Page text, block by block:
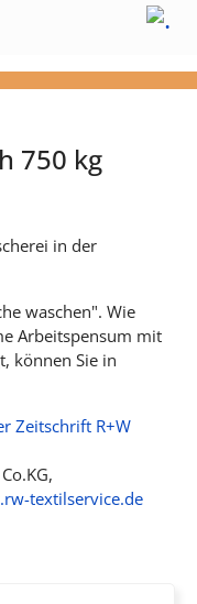
750 kg
in der
waschen". Wie
Arbeitspensum mit
können Sie in
Zeitschrift R+W
textilservice.de